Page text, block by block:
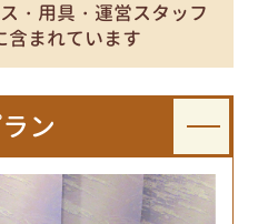
・用具・運営スタッフ
含まれています
ン